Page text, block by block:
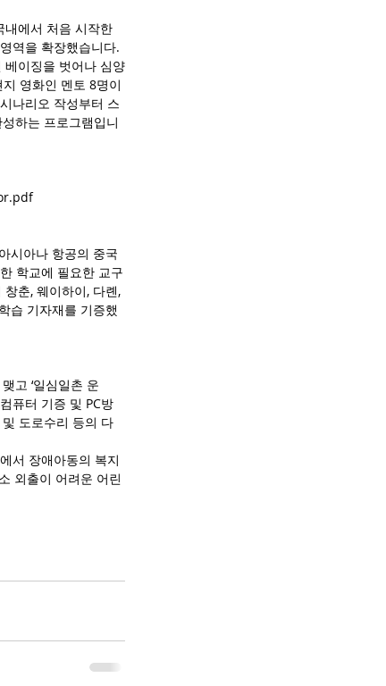
내에서 처음 시작한
역을 확장했습니다.
이징을 벗어나 심양
영화인 멘토 8명이
나리오 작성부터 스
하는 프로그램입니
시아나 항공의 중국
학교에 필요한 교구
춘, 웨이하이, 다롄,
습 기자재를 기증했
고 ‘일심일촌 운
퓨터 기증 및 PC방
도로수리 등의 다
서 장애아동의 복지
외출이 어려운 어린